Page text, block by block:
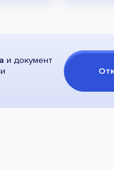
и документ